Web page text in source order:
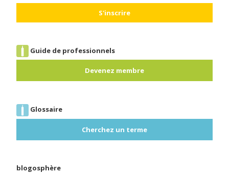
Guide de professionnels
Devenez membre
Glossaire
Cherchez un terme
blogosphère